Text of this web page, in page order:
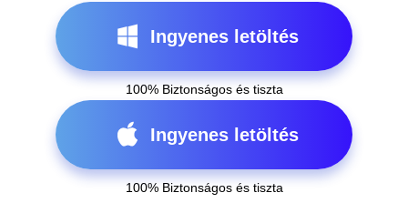
Ingyenes letöltés
100% Biztonságos és tiszta
Ingyenes letöltés
100% Biztonságos és tiszta